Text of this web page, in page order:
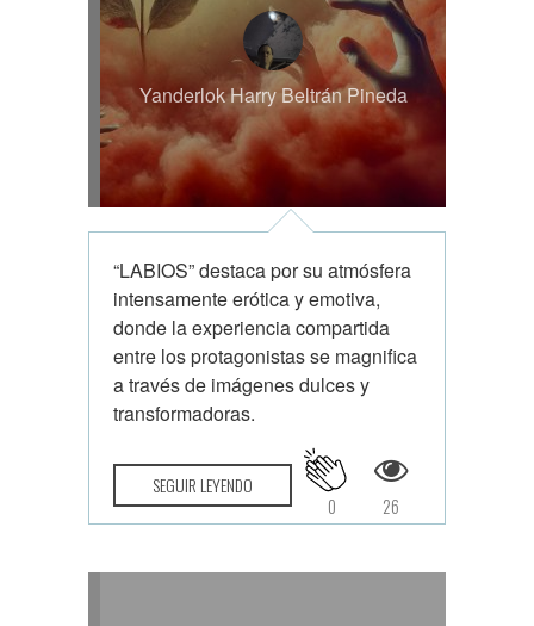
Yanderlok Harry Beltrán Pineda
“LABIOS” destaca por su atmósfera
intensamente erótica y emotiva,
donde la experiencia compartida
entre los protagonistas se magnifica
a través de imágenes dulces y
transformadoras.
SEGUIR LEYENDO
26
0